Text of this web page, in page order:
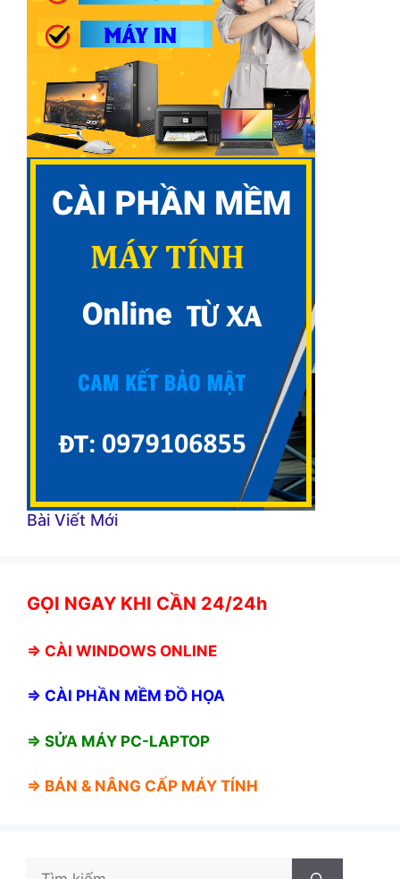
Bài Viết Mới
GỌI NGAY KHI CẦN 24/24h
⇒ CÀI WINDOWS ONLINE
⇒ CÀI PHẦN MỀM ĐỒ HỌA
⇒ SỬA MÁY PC-LAPTOP
⇒ BÁN & NÂNG CẤP MÁY TÍNH
Tìm